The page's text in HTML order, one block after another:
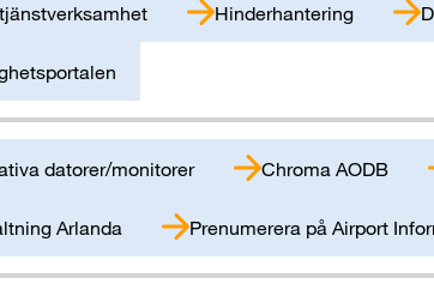
Hinderhantering
datorer/monitorer Chroma AODB
Arlanda Prenumerera på Airport